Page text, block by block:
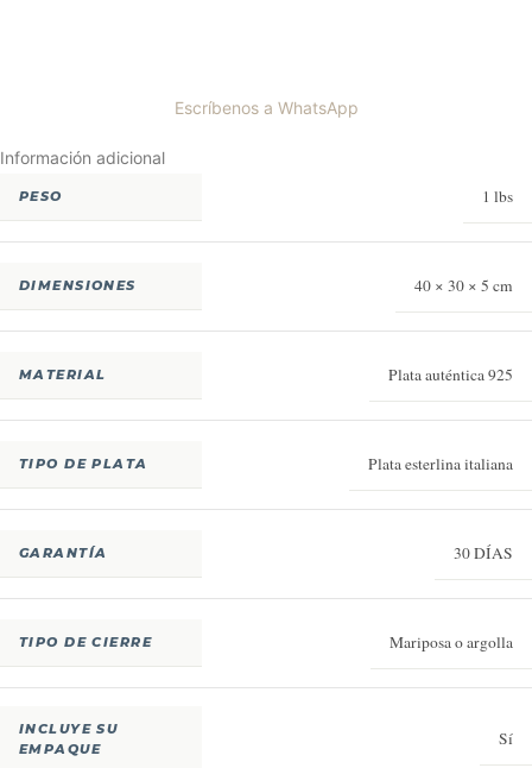
Escríbenos a WhatsApp
Información adicional
PESO 1 lbs
DIMENSIONES 40 × 30 × 5 cm
MATERIAL Plata auténtica 925
TIPO DE PLATA Plata esterlina italiana
GARANTÍA 30 DÍAS
TIPO DE CIERRE Mariposa o argolla
INCLUYE SU
EMPAQUE
Sí